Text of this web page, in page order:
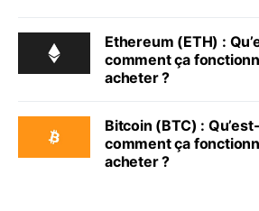
Ethereum (ETH) :
comment ça
acheter ?
Bitcoin (BTC) :
comment ça
acheter ?